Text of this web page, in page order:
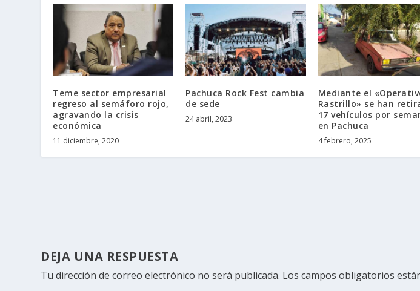
Teme sector empresarial
regreso al semáforo rojo,
agravando la crisis
económica
11 diciembre, 2020
Pachuca Rock Fest cambia
de sede
24 abril, 2023
Mediante el
Rastrillo» se han
17 vehículos por
en Pachuca
4 febrero, 2025
DEJA UNA RESPUESTA
Tu dirección de correo electrónico no será publicada. Los campos obligatorios